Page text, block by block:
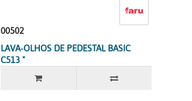
00502
LAVA-OLHOS DE PEDESTAL BASIC
C513 "